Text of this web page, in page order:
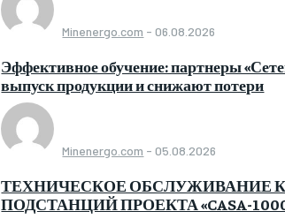
Minenergo.com - 06.08.2026
Эффективное обучение: партнеры
выпуск продукции и снижают потери
Minenergo.com - 05.08.2026
ТЕХНИЧЕСКОЕ ОБСЛУЖИВАНИЕ
ПОДСТАНЦИЙ ПРОЕКТА «CASA-